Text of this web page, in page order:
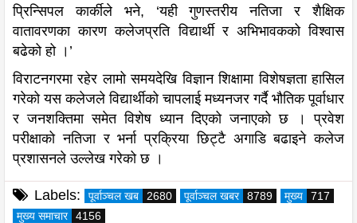
प्रिन्सिपल कार्कीले भने, ‘यही गुणस्तरीय नतिजा र शैक्षिक
वातावरणका कारण कलेजप्रति विद्यार्थी र अभिभावकको विश्वास
बढेको हो ।’
विराटनगरमा रहेर लामो समयदेखि विज्ञान शिक्षामा विशेषज्ञता हासिल
गरेको यस कलेजले विद्यार्थीको चापलाई मध्यनजर गर्दै भौतिक पूर्वाधार
र जनशक्तिमा समेत विशेष ध्यान दिएको जनाएको छ । प्रवेश
परीक्षाको नतिजा र भर्ना प्रक्रिया छिट्टै अगाडि बढाइने कलेज
प्रशासनले उल्लेख गरेको छ ।
Labels: पूर्वाञ्चल खब 2680 पूर्वाञ्चल खबर 8789 मुख्य
717
मुख्य समाचार
4156